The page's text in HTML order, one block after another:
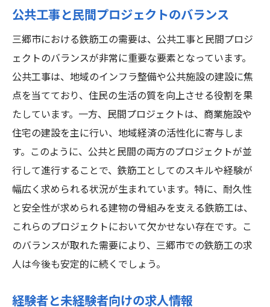
公共工事と民間プロジェクトのバランス
三郷市における鉄筋工の需要は、公共工事と民間プロジ
ェクトのバランスが非常に重要な要素となっています。
公共工事は、地域のインフラ整備や公共施設の建設に焦
点を当てており、住民の生活の質を向上させる役割を果
たしています。一方、民間プロジェクトは、商業施設や
住宅の建設を主に行い、地域経済の活性化に寄与しま
す。このように、公共と民間の両方のプロジェクトが並
行して進行することで、鉄筋工としてのスキルや経験が
幅広く求められる状況が生まれています。特に、耐久性
と安全性が求められる建物の骨組みを支える鉄筋工は、
これらのプロジェクトにおいて欠かせない存在です。こ
のバランスが取れた需要により、三郷市での鉄筋工の求
人は今後も安定的に続くでしょう。
経験者と未経験者向けの求人情報